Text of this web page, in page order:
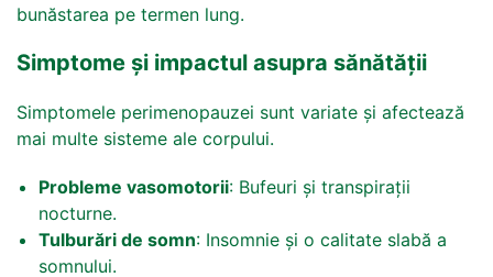
bunăstarea pe termen lung.
Simptome și impactul asupra sănătății
Simptomele perimenopauzei sunt variate și afectează
mai multe sisteme ale corpului.
Probleme vasomotorii: Bufeuri și transpirații
nocturne.
Tulburări de somn: Insomnie și o calitate slabă a
somnului.